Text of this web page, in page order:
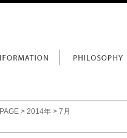
> 2014年 > 7月